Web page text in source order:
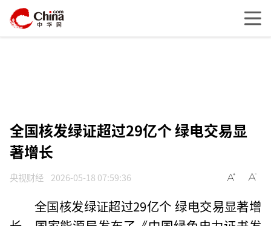
全国核发绿证超过29亿个 绿电交易显
著增长
央视财经 2026-05-18 07:59:36
全国核发绿证超过29亿个 绿电交易显著增